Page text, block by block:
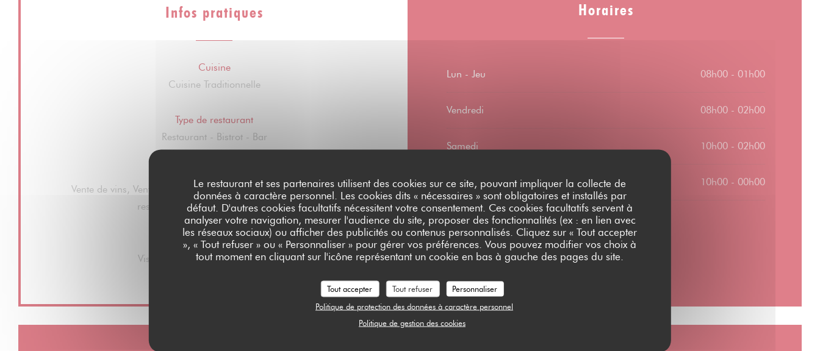
Le restaurant et ses partenaires utilisent des cookies sur ce site, pouvant impliquer la collecte de
données à caractère personnel. Les cookies dits « nécessaires » sont obligatoires et installés par
défaut. D'autres cookies facultatifs nécessitent votre consentement. Ces cookies facultatifs servent à
analyser votre navigation, mesurer l'audience du site, proposer des fonctionnalités (ex : en lien avec
les réseaux sociaux) ou afficher des publicités ou contenus personnalisés. Cliquez sur « Tout accepter
», « Tout refuser » ou « Personnaliser » pour gérer vos préférences. Vous pouvez modifier vos choix à
tout moment en cliquant sur l'icône représentant un cookie en bas à gauche des pages du site.
Tout accepter Tout refuser
Personnaliser
Politique de protection des données à caractère personnel
Politique de gestion des cookies
Infos pratiques
Cuisine
Cuisine Traditionnelle
Type de restaurant
Restaurant - Bistrot - Bar
Vente de vins, Vente à emporter, Terrasse d'été, Privatisation espace
restaurant et salle, Accès wifi gratuit
Moyens de paiement
Visa, Maestro, Espèces, Carte Bleue
Horaires
Lun - Jeu 08h00 - 01h00
Vendredi 08h00 - 02h00
Samedi 10h00 - 02h00
Dimanche 10h00 - 00h00